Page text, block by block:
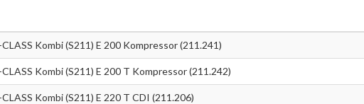
CLASS Kombi (S211) E 200 Kompressor (211.241)
CLASS Kombi (S211) E 200 T Kompressor (211.242)
Kombi (S211) E 220 T CDI (211.206)